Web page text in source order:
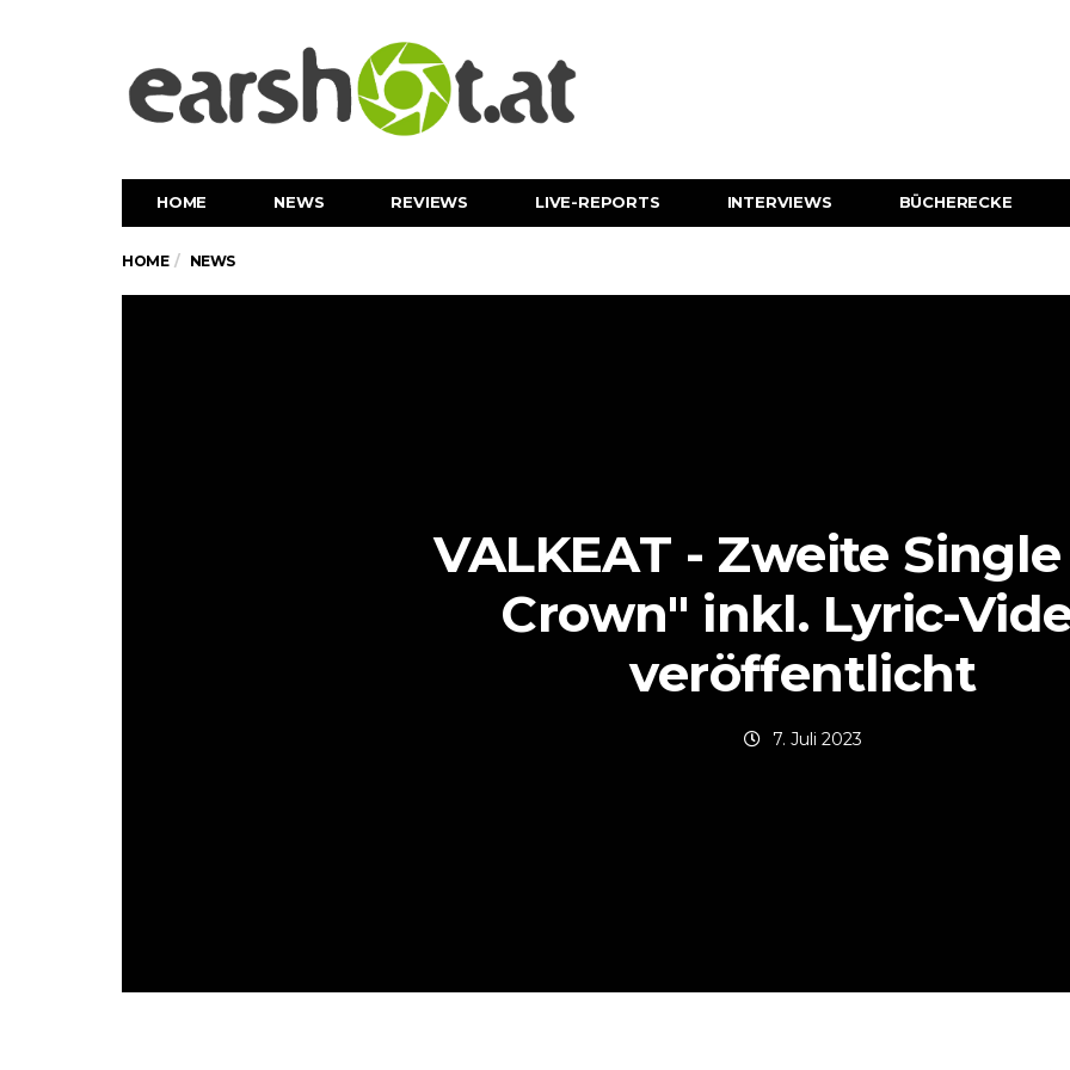
HOME NEWS REVIEWS LIVE-REPORTS INTERVIEWS BÜCHERECKE
HOME NEWS
VALKEAT - Zweite
Crown" inkl. Lyric-
veröffentlicht
7. Juli 2023